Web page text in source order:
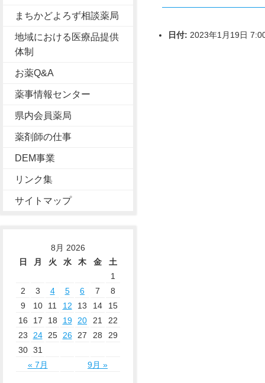
まちかどよろず相談薬局
地域における医療品提供
体制
お薬Q&A
薬事情報センター
県内会員薬局
薬剤師の仕事
DEM事業
リンク集
サイトマップ
8月 2026
日
月 火 水 木 金
土
1
2
3 4 5 6 7
8
9
10 11 12 13 14
15
16
17 18 19 20 21
22
23
24 25 26 27 28
29
30 31
« 7月
9月 »
日付: 2023年1月19日